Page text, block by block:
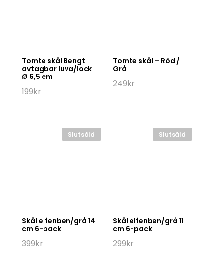
Tomte skål Bengt
avtagbar luva/lock
Ø 6,5 cm
199kr
Tomte skål – Röd /
Grå
249kr
Slutsåld
Skål elfenben/grå 14
cm 6-pack
399kr
Slutsåld
Skål elfenben/grå 11
cm 6-pack
299kr